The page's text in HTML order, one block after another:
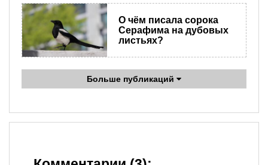
О чём писала сорока
Серафима на дубовых
листьях?
Больше публикаций